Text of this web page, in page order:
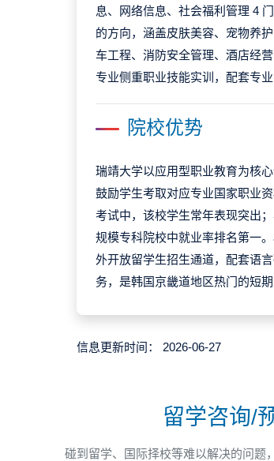
息、网络信息、社会福利管理 4
的方向，涵盖皮肤美容、宠物养
车工程、消防安全管理、酒店经
专业侧重职业技能实训，配套专
院校优势
瑞靖大学以应用型职业教育为核
鼓励学生考取对应专业国家职业
考试中，该校学生常年表现突出
规模专科院校中就业率排名第一
外开放留学生招生通道，配套语
务，是韩国京畿道地区热门的短
信息更新时间： 2026-06-27
留学咨询/
碰到留学、国际择校等难以解决的问题